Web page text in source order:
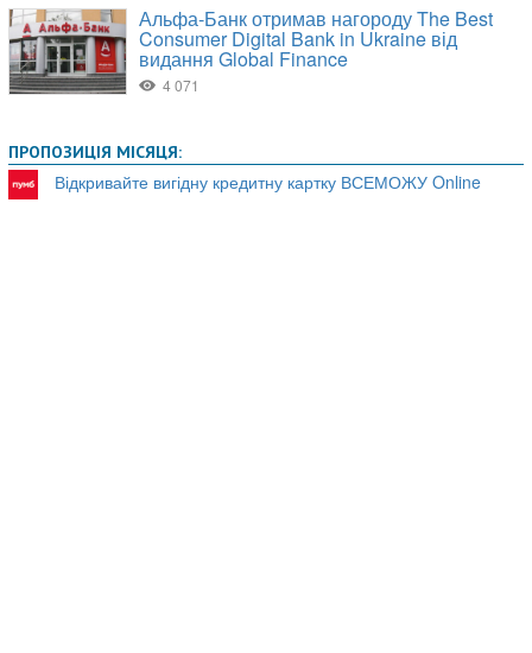
ПРОПОЗИЦІЯ МІСЯЦЯ:
Відкривайте вигідну кредитну картку ВСЕМОЖУ Online